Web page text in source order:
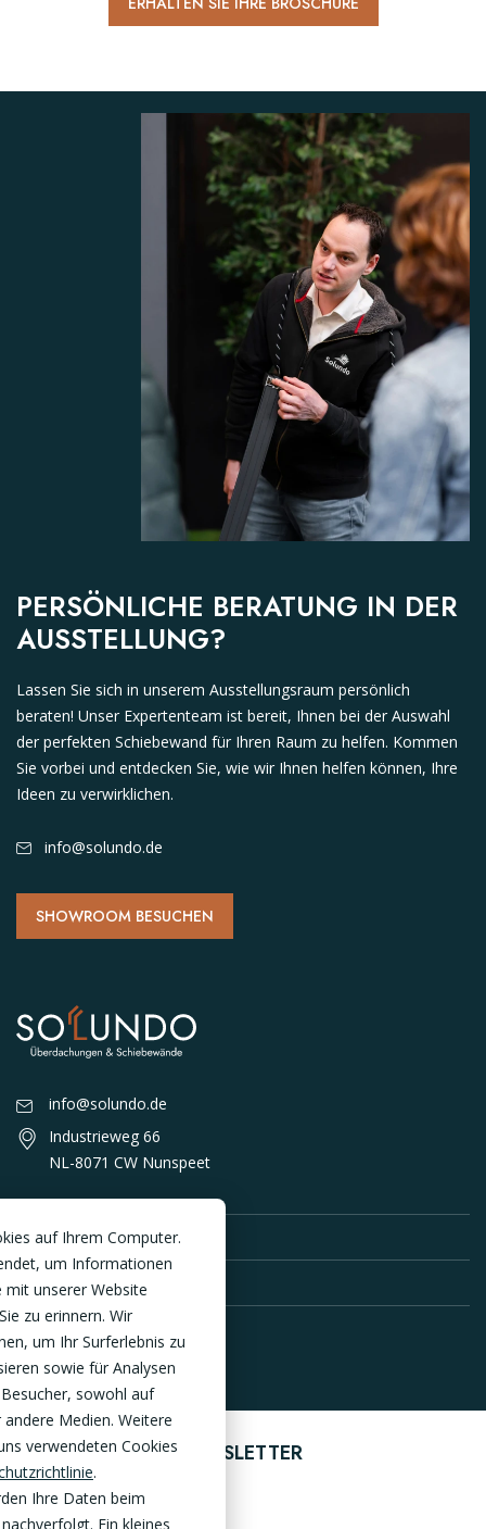
PERSÖNLICHE BERATUNG IN DER
AUSSTELLUNG?
Lassen Sie sich in unserem Ausstellungsraum persönlich
beraten! Unser Expertenteam ist bereit, Ihnen bei der Auswahl
der perfekten Schiebewand für Ihren Raum zu helfen. Kommen
Sie vorbei und entdecken Sie, wie wir Ihnen helfen können, Ihre
Ideen zu verwirklichen.
info@solundo.de
SHOWROOM BESUCHEN
info@solundo.de
Industrieweg 66
NL-8071 CW Nunspeet
PRODUKTE
SERVICE DE
ANMELDEN ZUM NEWSLETTER
auf Ihrem Computer.
um Informationen
mit unserer Website
zu erinnern. Wir
um Ihr Surferlebnis zu
sowie für Analysen
sowohl auf
Medien. Weitere
verwendeten Cookies
.
Ihre Daten beim
Ein kleines